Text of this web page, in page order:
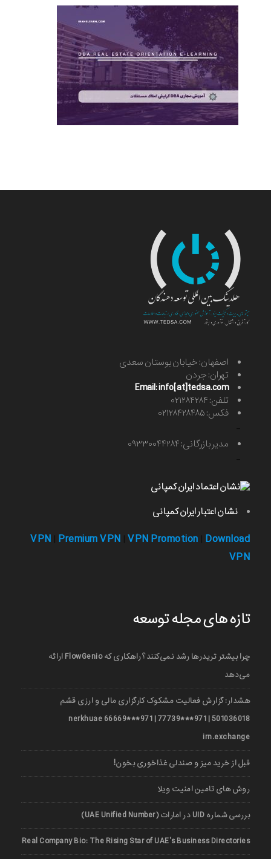
اصفهان: خیابان بوستان سعدی
تهران: جردن
Email: info[at]tedsa.com
تلفن: ۰۲۱۲۸۴۲۸۴
فکس: ۰۲۱۲۸۴۲۸۴۸۵
مدیر بازرگانی: ۰۹۳۳۰۰۴۴۲۸۴
نشان اعتبار ایران کمپانی
VPN Premium VPN VPN Promotion Download
VPN
تازه های مجله توسعه
چرا بیشتر تریدرها رشد نمی‌کنند؟ راهکاری که FlowGenio ارائه
می‌دهد
هشدار: گزارش فعالیت مشکوک کارگزاری مالی و ارزی قشم
501036018 | 971***77739 | 971***66669 nerkhuae
irn.exchange
قبل از خرید میز و صندلی غذاخوری بخون!
روش های تامین امنیت ویلا
بررسی شماره UID در امارات (UAE Unified Number)
Real Company Bio: The Rising Star of UAE’s Business Directories